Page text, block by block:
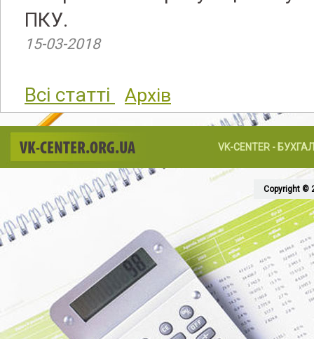
ПКУ.
15-03-2018
Всі статті Архів
VK-CENTER.ORG.UA VK-CENTER -
Copyright ©